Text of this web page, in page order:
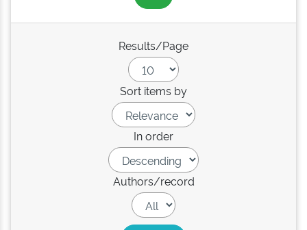
Results/Page
Sort items by
In order
Authors/record